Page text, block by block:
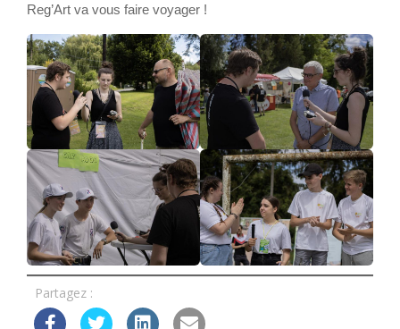
Reg’Art va vous faire voyager !
Partagez :